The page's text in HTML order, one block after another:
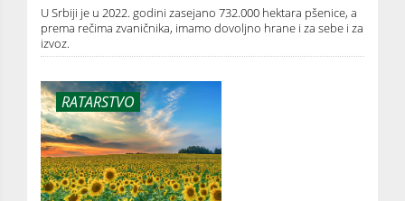
U Srbiji je u 2022. godini zasejano 732.000 hektara pšenice, a
prema rečima zvaničnika, imamo dovoljno hrane i za sebe i za
izvoz.
RATARSTVO